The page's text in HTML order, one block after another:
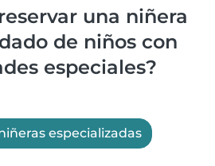
una niñera
de niños con
especiales?
especializadas